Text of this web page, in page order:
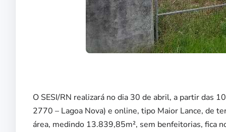
O SESI/RN realizará no dia 30 de abril, a partir das
2770 – Lagoa Nova) e online, tipo Maior Lance, de
área, medindo 13.839,85m², sem benfeitorias, fica